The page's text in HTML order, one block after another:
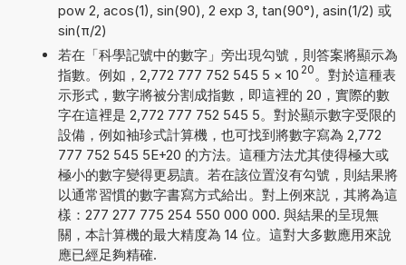
pow 2, acos(1), sin(90), 2 exp 3, tan(90°), asin(1/2) 或
sin(π/2)
若在「科學記號中的數字」旁出現勾號，則答案將顯示為
指數。例如，2,772 777 752 545 5 × 10 20 。對於這種表
示形式，數字將被分割成指數，即這裡的 20，實際的數
字在這裡是 2,772 777 752 545 5。對於顯示數字受限的
設備，例如袖珍式計算機，也可找到將數字寫為 2,772
777 752 545 5E+20 的方法。這種方法尤其使得極大或
極小的數字變得更易讀。若在該位置沒有勾號，則結果將
以通常習慣的數字書寫方式給出。對上例來説，其將為這
樣：277 277 775 254 550 000 000. 與結果的呈現無
關，本計算機的最大精度為 14 位。這對大多數應用來說
應已經足夠精確.